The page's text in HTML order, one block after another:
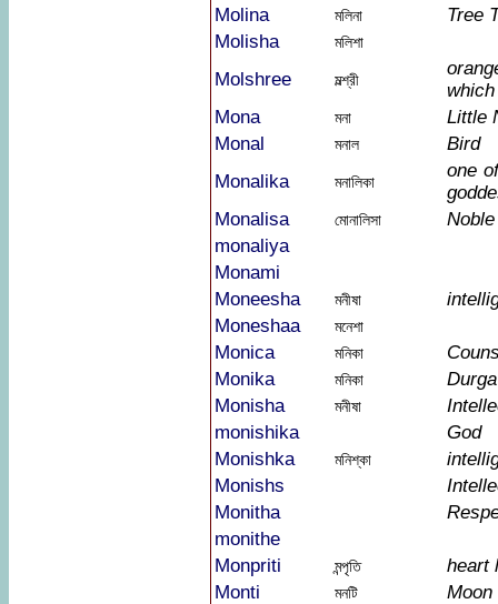
Molina
মলিনা
Tree
Molisha
মলিশা
Molshree মল্শ্রী
Mona
মনা
Little
Monal
মনাল
Bird
Monalika
মনালিকা
one
Monalisa
মোনালিসা
Noble
monaliya
Monami
Moneesha
মনীষা
Moneshaa
মনেশা
Monica মনিকা
Monika
মনিকা
Monisha
মনীষা
monishika
God
Monishka
মনিশ্কা
Monishs
Monitha
monithe
Monpriti
মন্পৃতি
heart
Monti
মনটি
Moon